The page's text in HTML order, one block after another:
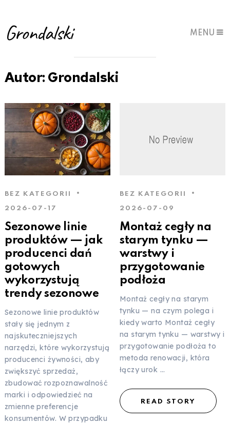
Grondalski MENU
Autor: Grondalski
BEZ KATEGORII
2026-07-17
Sezonowe linie
produktów — jak
producenci dań
gotowych
wykorzystują
trendy sezonowe
Sezonowe linie produktów
stały się jednym z
najskuteczniejszych
narzędzi, które wykorzystują
producenci żywności, aby
zwiększyć sprzedaż,
zbudować rozpoznawalność
marki i odpowiedzieć na
zmienne preferencje
konsumentów. W przypadku
BEZ KATEGORII
2026-07-09
Montaż cegły na
starym tynku —
warstwy i
przygotowanie
podłoża
Montaż cegły na starym
tynku — na czym polega i
kiedy warto Montaż cegły
na starym tynku — warstwy i
przygotowanie podłoża to
metoda renowacji, która
łączy urok …
READ STORY